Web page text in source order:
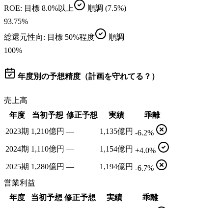
ROE: 目標 8.0%以上 順調 (7.5%)
93.75%
総還元性向: 目標 50%程度
順調
100%
年度別の予想精度（計画を守れてる？）
売上高
年度
当初予想 修正予想 実績
乖離
2023期 1,210億円 — 1,135億円 -6.2%
2024期 1,110億円 — 1,154億円 +4.0%
2025期 1,280億円 — 1,194億円 -6.7%
営業利益
年度
当初予想 修正予想 実績
乖離